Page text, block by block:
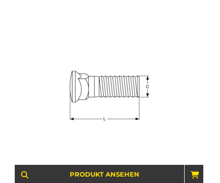
PRODUKT ANSEHEN